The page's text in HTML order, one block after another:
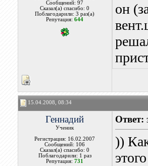
Сообщений: 97
Сказал(а) спасибо: 0
Поблагодарили: 3 раз(а)
Репутация:644
он
15.04.2008, 08:34
Геннадий
Ученик
Регистрация: 16.02.2007
Сообщений: 106
Сказал(а) спасибо: 0
Поблагодарили: 1 раз
Репутация:731
))